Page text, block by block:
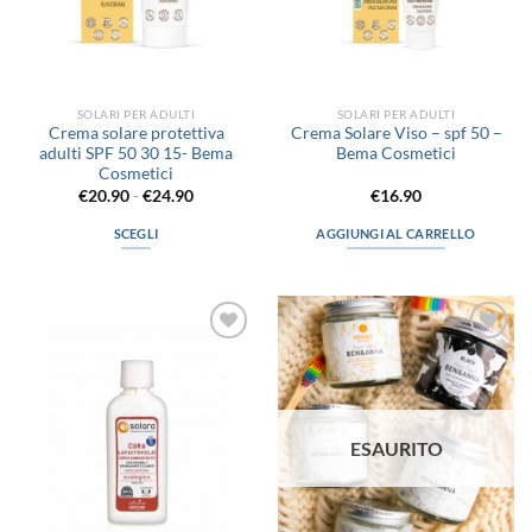
SOLARI PER ADULTI
Crema solare protettiva
adulti SPF 50 30 15- Bema
Cosmetici
€20.90- €24.90Fascia
SCEGLI
varianti.
Le
opzioni
possono
essere
scelte
nella
SOLARI PER ADULTI
Crema Solare Viso – spf 50 –
Bema Cosmetici
€16.90
AGGIUNGI AL CARRELLO
Aggiungi
alla lista
dei
desideri
ESAURITO